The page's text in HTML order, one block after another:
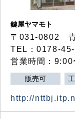
鍵屋ヤマモト
〒031-0802 青
TEL：0178-
営業時間：9:00
販売可
http://